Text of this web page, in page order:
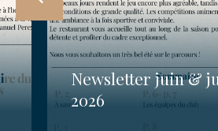
Newsletter juin &
2026